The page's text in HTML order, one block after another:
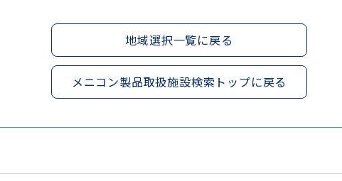
地域選択一覧に戻る
メニコン製品取扱施設検索トップに戻る